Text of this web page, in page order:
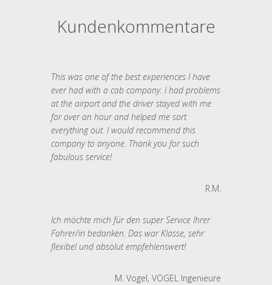
Kundenkommentare
This was one of the best experiences I have
ever had with a cab company. I had problems
at the airport and the driver stayed with me
for over an hour and helped me sort
everything out. I would recommend this
company to anyone. Thank you for such
fabulous service!
R.M.
Ich möchte mich für den super Service Ihrer
Fahrer/in bedanken. Das war Klasse, sehr
flexibel und absolut empfehlenswert!
M. Vogel, VOGEL Ingenieure